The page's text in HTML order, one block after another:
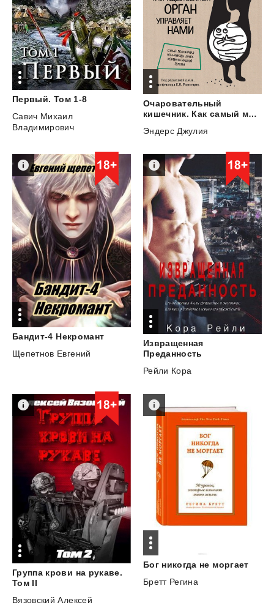
Первый. Том 1-8
Савич Михаил
Владимирович
Очаровательный
кишечник. Как самый могущественный орган управляет нами
Эндерс Джулия
Бандит-4 Некромант
Щепетнов Евгений
Извращенная
Преданность
Рейли Кора
Группа крови на рукаве.
Том II
Вязовский Алексей
Бог никогда не моргает
Бретт Регина